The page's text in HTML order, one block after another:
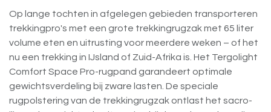
Op lange tochten in afgelegen gebieden transporteren
trekkingpro's met een grote trekkingrugzak met 65 liter
volume eten en uitrusting voor meerdere weken – of het
nu een trekking in IJsland of Zuid-Afrika is. Het Tergolight
Comfort Space Pro-rugpand garandeert optimale
gewichtsverdeling bij zware lasten. De speciale
rugpolstering van de trekkingrugzak ontlast het sacro-